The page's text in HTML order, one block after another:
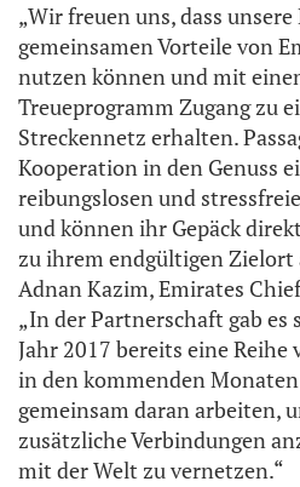
„Wir freuen uns, dass
gemeinsamen Vorteile von
nutzen können und mit
Treueprogramm Zugang zu
Streckennetz erhalten.
Kooperation in den Genuss
reibungslosen und
und können ihr Gepäck
zu ihrem endgültigen Zielort
Adnan Kazim, Emirates
„In der Partnerschaft gab
Jahr 2017 bereits eine
in den kommenden
gemeinsam daran arbeiten,
zusätzliche Verbindungen
mit der Welt zu vernetzen.“